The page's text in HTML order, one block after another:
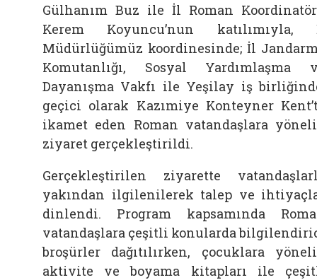
Gülhanım Buz ile İl Roman
Kerem Koyuncu’nun katılımıyla,
Müdürlüğümüz koordinesinde; İl
Komutanlığı, Sosyal Yardımlaşma
Dayanışma Vakfı ile Yeşilay iş
geçici olarak Kazımiye Konteyner
ikamet eden Roman vatandaşlara
ziyaret gerçekleştirildi.
Gerçekleştirilen ziyarette
yakından ilgilenilerek talep ve
dinlendi. Program kapsamında
vatandaşlara çeşitli konularda
broşürler dağıtılırken, çocuklara
aktivite ve boyama kitapları ile